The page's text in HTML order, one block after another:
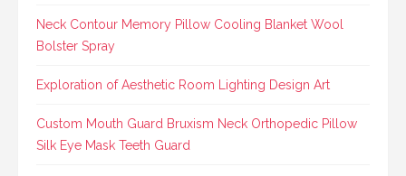
Neck Contour Memory Pillow Cooling Blanket Wool
Bolster Spray
Exploration of Aesthetic Room Lighting Design Art
Custom Mouth Guard Bruxism Neck Orthopedic Pillow
Silk Eye Mask Teeth Guard